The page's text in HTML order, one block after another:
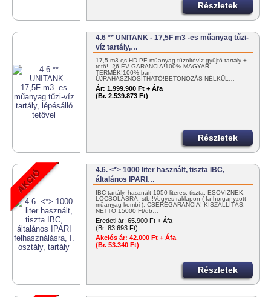
Részletek
4.6 ** UNITANK - 17,5F m3 -es műanyag tűzi-
víz tartály,…
17,5 m3-es HD-PE műanyag tűzoltóvíz gyűjtő tartály +
tető! 26 ÉV GARANCIA!100% MAGYAR
TERMÉK!100%-ban
ÚJRAHASZNOSÍTHATÓ!BETONOZÁS NÉLKÜL…
Ár: 1.999.900 Ft + Áfa
(Br. 2.539.873 Ft)
Részletek
4.6. <*> 1000 liter használt, tiszta IBC,
általános IPARI…
IBC tartály, használt 1050 literes, tiszta, ESŐVÍZNEK,
LOCSOLÁSRA, stb.!Vegyes raklapon ( fa-horganyzott-
műanyag-kombi ); CSEREGARANCIA! KISZÁLLÍTÁS:
NETTÓ 15000 Ft/db…
Eredeti ár: 65.900 Ft + Áfa
(Br. 83.693 Ft)
Akciós ár: 42.000 Ft + Áfa
(Br. 53.340 Ft)
Részletek